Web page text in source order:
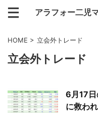
アラフォー二児
HOME > 立会外トレード
立会外トレード
6月17日
に救わ